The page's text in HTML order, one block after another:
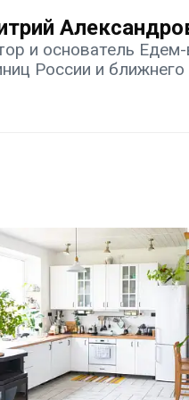
и основатель
России и